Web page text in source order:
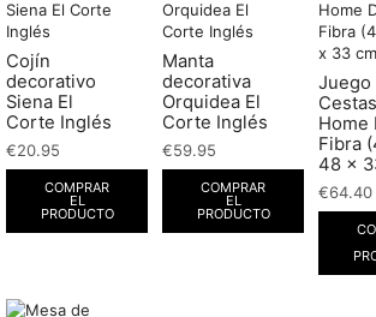
Cojín
decorativo
Siena El
Corte Inglés
€20.95
COMPRAR
EL
PRODUCTO
Manta
decorativa
Orquidea El
Corte Inglés
€59.95
COMPRAR
EL
PRODUCTO
Juego
Home
Fibra
48 x
€64.40